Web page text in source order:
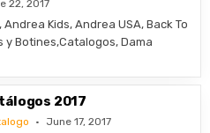
22, 2017
Andrea Kids, Andrea USA, Back To
y Botines,Catalogos, Dama
2017
June 17, 2017